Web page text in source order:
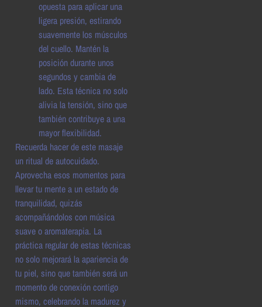
opuesta para aplicar una
ligera presión, estirando
suavemente los músculos
del cuello. Mantén la
posición durante unos
segundos y cambia de
lado. Esta técnica no solo
alivia la tensión, sino que
también contribuye a una
mayor flexibilidad.
Recuerda hacer de este masaje
un ritual de autocuidado.
Aprovecha esos momentos para
llevar tu mente a un estado de
tranquilidad, quizás
acompañándolos con música
suave o aromaterapia. La
práctica regular de estas técnicas
no solo mejorará la apariencia de
tu piel, sino que también será un
momento de conexión contigo
mismo, celebrando la madurez y